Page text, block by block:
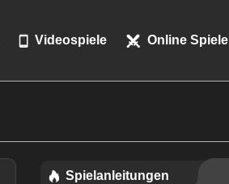
Videospiele Online Spiele
Spielanleitungen